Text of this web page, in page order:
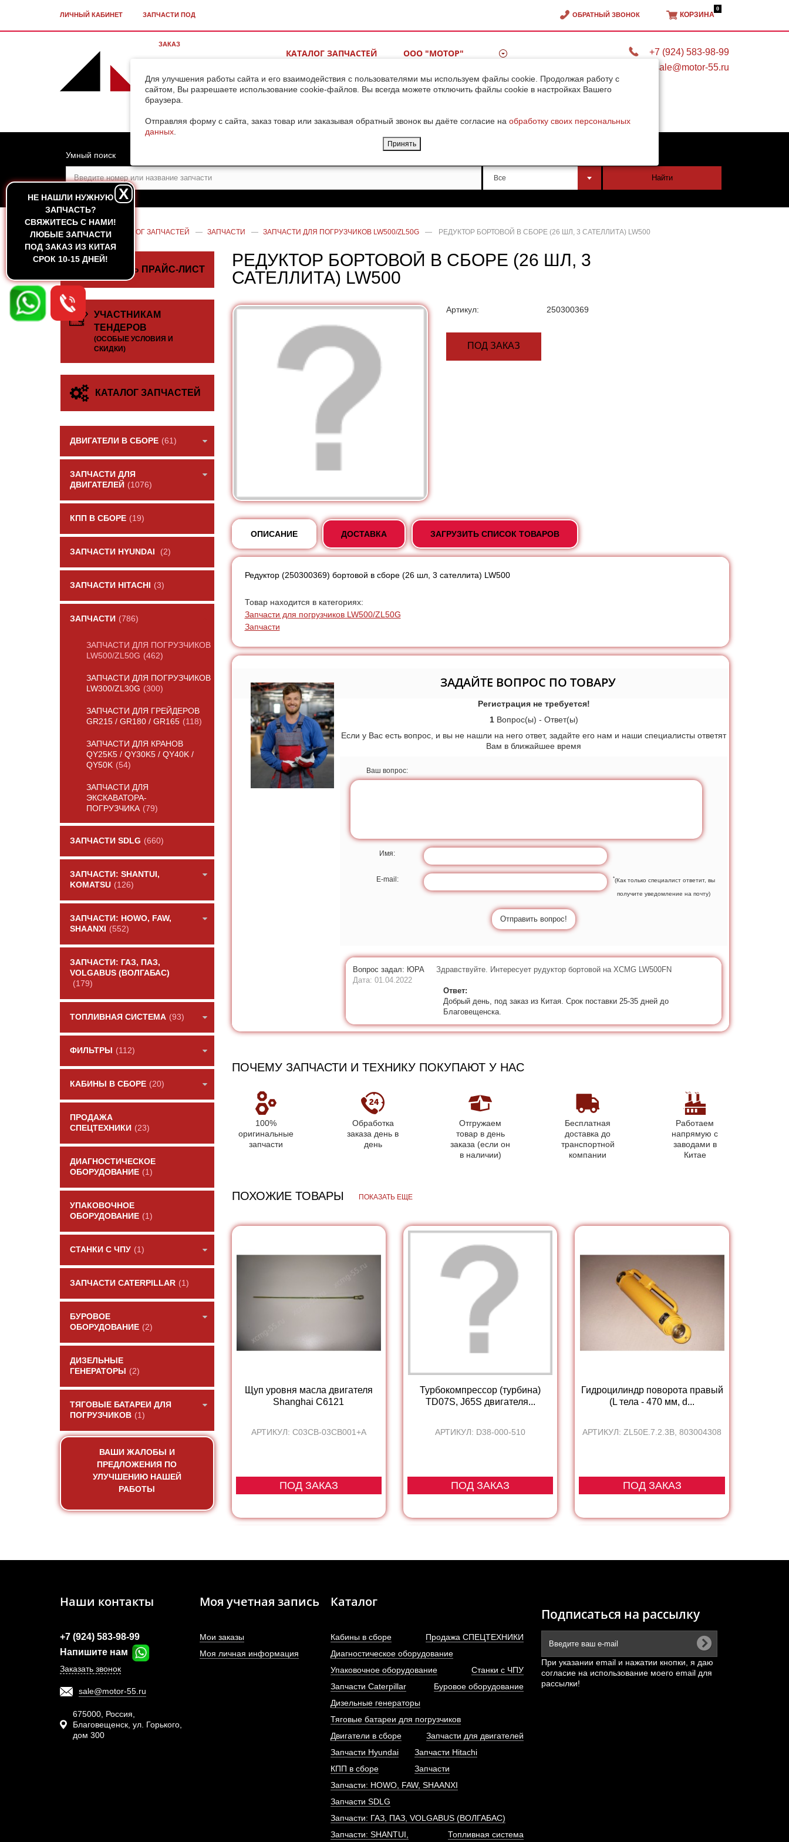
Для улучшения работы сайта и его взаимодействия с пользователями мы используем файлы cookie. Продолжая работу с
сайтом, Вы разрешаете использование cookie-файлов. Вы всегда можете отключить файлы cookie в настройках Вашего
браузера.
Отправляя форму с сайта, заказ товар или заказывая обратный звонок вы даёте согласие на обработку своих персональных
данных
Принять
ЛИЧНЫЙ КАБИНЕТ ЗАПЧАСТИ ПОД
ЗАКАЗ
ОБРАТНЫЙ ЗВОНОК КОРЗИНА
0
КАТАЛОГ ЗАПЧАСТЕЙ ООО "МОТОР"
ВИДЕОГАЛЕРЕЯ КОНТАКТЫ
+7 (924) 583-98-99
sale@motor-55.ru
НЕ НАШЛИ НУЖНУЮ
ЗАПЧАСТЬ?
CВЯЖИТЕСЬ С НАМИ!
ЛЮБЫЕ ЗАПЧАСТИ
ПОД ЗАКАЗ ИЗ КИТАЯ
СРОК 10-15 ДНЕЙ!
X
Умный поиск
Все Найти
ГЛАВНАЯ — КАТАЛОГ ЗАПЧАСТЕЙ — ЗАПЧАСТИ — ЗАПЧАСТИ ДЛЯ ПОГРУЗЧИКОВ LW500/ZL50G — РЕДУКТОР БОРТОВОЙ В СБОРЕ (26 ШЛ, 3 САТЕЛЛИТА) LW500
СКАЧАТЬ ПРАЙС-ЛИСТ
УЧАСТНИКАМ
ТЕНДЕРОВ
(ОСОБЫЕ УСЛОВИЯ И
СКИДКИ)
КАТАЛОГ ЗАПЧАСТЕЙ
ДВИГАТЕЛИ В СБОРЕ (61)
ЗАПЧАСТИ ДЛЯ
ДВИГАТЕЛЕЙ (1076)
КПП В СБОРЕ (19)
ЗАПЧАСТИ HYUNDAI (2)
ЗАПЧАСТИ HITACHI (3)
ЗАПЧАСТИ (786)
ЗАПЧАСТИ ДЛЯ ПОГРУЗЧИКОВ
LW500/ZL50G (462)
ЗАПЧАСТИ ДЛЯ ПОГРУЗЧИКОВ
LW300/ZL30G (300)
ЗАПЧАСТИ ДЛЯ ГРЕЙДЕРОВ
GR215 / GR180 / GR165 (118)
ЗАПЧАСТИ ДЛЯ КРАНОВ
QY25K5 / QY30K5 / QY40K /
QY50K (54)
ЗАПЧАСТИ ДЛЯ
ЭКСКАВАТОРА-
ПОГРУЗЧИКА (79)
ЗАПЧАСТИ SDLG (660)
ЗАПЧАСТИ: SHANTUI,
KOMATSU (126)
ЗАПЧАСТИ: HOWO, FAW,
SHAANXI
(552)
ЗАПЧАСТИ: ГАЗ, ПАЗ,
VOLGABUS (ВОЛГАБАС)
(179)
ТОПЛИВНАЯ СИСТЕМА (93)
ФИЛЬТРЫ (112)
КАБИНЫ В СБОРЕ (20)
ПРОДАЖА
СПЕЦТЕХНИКИ (23)
ДИАГНОСТИЧЕСКОЕ
ОБОРУДОВАНИЕ (1)
УПАКОВОЧНОЕ
ОБОРУДОВАНИЕ (1)
СТАНКИ С ЧПУ (1)
ЗАПЧАСТИ CATERPILLAR (1)
БУРОВОЕ
ОБОРУДОВАНИЕ (2)
ДИЗЕЛЬНЫЕ
ГЕНЕРАТОРЫ
(2)
ТЯГОВЫЕ БАТАРЕИ ДЛЯ
ПОГРУЗЧИКОВ (1)
ВАШИ ЖАЛОБЫ И
ПРЕДЛОЖЕНИЯ ПО
УЛУЧШЕНИЮ НАШЕЙ
РАБОТЫ
РЕДУКТОР БОРТОВОЙ В СБОРЕ (26 ШЛ, 3
САТЕЛЛИТА) LW500
Артикул: 250300369
ПОД ЗАКАЗ
ОПИСАНИЕ ДОСТАВКА ЗАГРУЗИТЬ СПИСОК ТОВАРОВ
Редуктор (250300369) бортовой в сборе (26 шл, 3 сателлита) LW500
Товар находится в категориях:
Запчасти для погрузчиков LW500/ZL50G
Запчасти
ЗАДАЙТЕ ВОПРОС ПО ТОВАРУ
Регистрация не требуется!
1Вопрос(ы) - Ответ(ы)
Если у Вас есть вопрос, и вы не нашли на него ответ, задайте его нам и наши специалисты ответят
Вам в ближайшее время
Ваш вопрос:
Имя:
E-mail: *(Как только специалист ответит, вы
получите уведомление на почту)
Отправить вопрос!
Вопрос задал: ЮРА
Дата: 01.04.2022
Здравствуйте. Интересует рудуктор бортовой на XCMG LW500FN
Ответ:
Добрый день, под заказ из Китая. Срок поставки 25-35 дней до
Благовещенска.
ПОЧЕМУ ЗАПЧАСТИ И ТЕХНИКУ ПОКУПАЮТ У НАС
100%
оригинальные
запчасти
Обработка
заказа день в
день
Отгружаем
товар в день
заказа (если он
в наличии)
Бесплатная
доставка до
транспортной
компании
Работаем
напрямую с
заводами в
Китае
ПОХОЖИЕ ТОВАРЫ ПОКАЗАТЬ ЕЩЕ
Щуп уровня масла двигателя
Shanghai С6121
АРТИКУЛ: C03CB-03CB001+A
ПОД ЗАКАЗ
Турбокомпрессор (турбина)
TD07S, J65S двигателя...
АРТИКУЛ: D38-000-510
ПОД ЗАКАЗ
Гидроцилиндр поворота правый
(L тела - 470 мм, d...
АРТИКУЛ: ZL50E.7.2.3B, 803004308
ПОД ЗАКАЗ
РВД ML541F/ZL50G
АРТИКУЛ: Z5G.7.1A.7
ПОД ЗАКАЗ
Форсунка Евро-2 (СN7005,
АРТИКУЛ: 4110000186512, C26AB-
ПОД ЗАКАЗ
Наши контакты
+7 (924) 583-98-99
Напишите нам
Заказать звонок
sale@motor-55.ru
675000, Россия,
Благовещенск, ул. Горького,
дом 300
Моя учетная запись
Мои заказы
Моя личная информация
Каталог
Двигатели в сборе Запчасти для двигателей
КПП в сборе
Запчасти Hyundai
Запчасти Hitachi
Запчасти
Запчасти SDLG
Запчасти: SHANTUI,
Запчасти: HOWO, FAW, SHAANXI
Запчасти: ГАЗ, ПАЗ, VOLGABUS (ВОЛГАБАС)
Топливная система
Кабины в сборе
Продажа СПЕЦТЕХНИКИ
Диагностическое оборудование
Упаковочное оборудование
Станки с ЧПУ
Запчасти Caterpillar
Буровое оборудование
Дизельные генераторы
Тяговые батареи для погрузчиков
Подписаться на рассылку
При указании email и нажатии кнопки, я даю
согласие на использование моего email для
рассылки!